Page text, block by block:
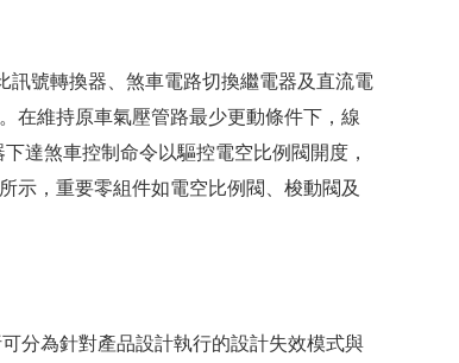
號轉換器、煞車電路切換繼電器及直流電
在維持原車氣壓管路最少更動條件下，線
達煞車控制命令以驅控電空比例閥開度，
示，重要零組件如電空比例閥、梭動閥及
分為針對產品設計執行的設計失效模式與